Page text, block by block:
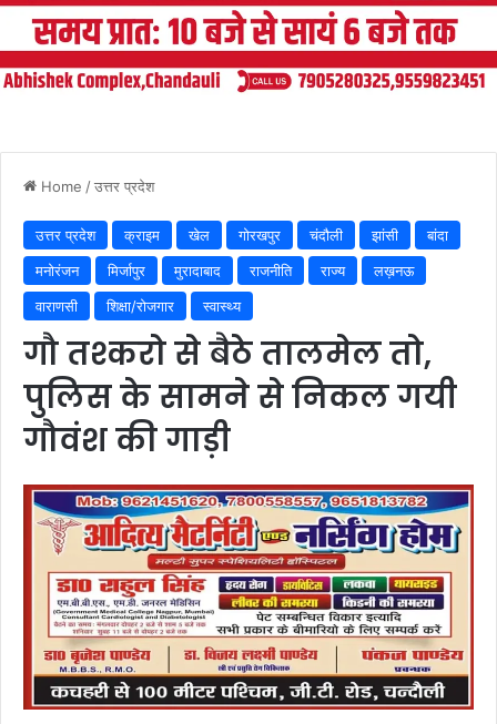
Home /उत्तर प्रदेश
उत्तर प्रदेश क्राइम खेल गोरखपुर चंदौली झांसी
बांदा
मनोरंजन
मिर्जापुर मुरादाबाद राजनीति राज्य
लख़नऊ
वाराणसी
शिक्षा/रोजगार स्वास्थ्य
गौ तश्करो से बैठे तालमेल तो,
पुलिस के सामने से निकल गयी
गौवंश की गाड़ी